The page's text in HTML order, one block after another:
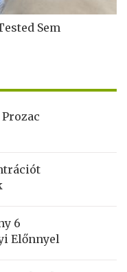
Sem
6
Előnnyel